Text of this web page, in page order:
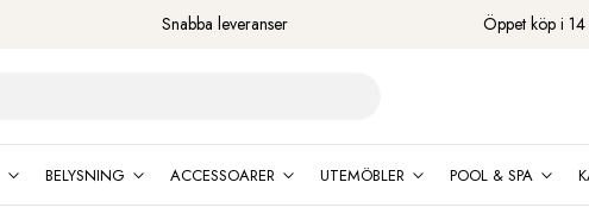
Snabba leveranser Öppet köp i
BELYSNING ACCESSOARER UTEMÖBLER POOL & SPA